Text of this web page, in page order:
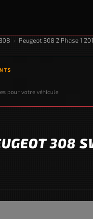
308 › Peugeot 308 2 Phase 1
pour votre véhicule
308